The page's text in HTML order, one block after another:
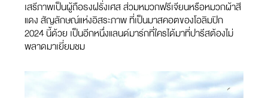
เสรีภาพเป็นผู้ถือธงฝรั่งเศส ส่วมหมวกฟรีเจียนหรือหมวกผ้าสี
แดง สัญลักษณ์แห่งอิสระภาพ ที่เป็นมาสคอตของโอลิมปิก
2024 นี้ด้วย เป็นอีกหนึ่งแลนด์มาร์กที่ใครได้มาที่ปารีสต้องไม่
พลาดมาเยี่ยมชม